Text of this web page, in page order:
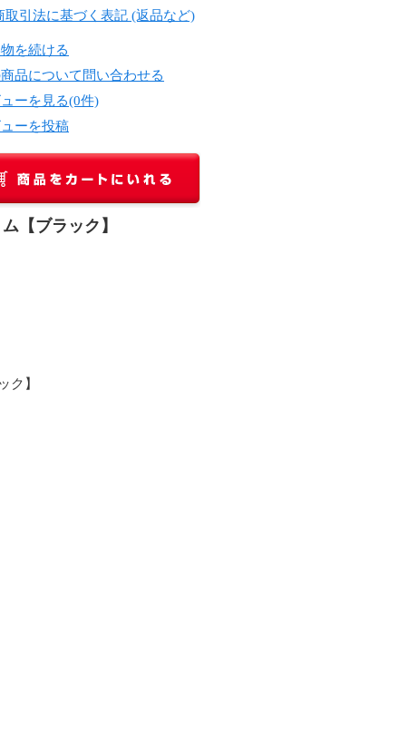
取引法に基づく表記 (返品など)
を続ける
品について問い合わせる
ーを見る(0件)
ーを投稿
ブラック】
】